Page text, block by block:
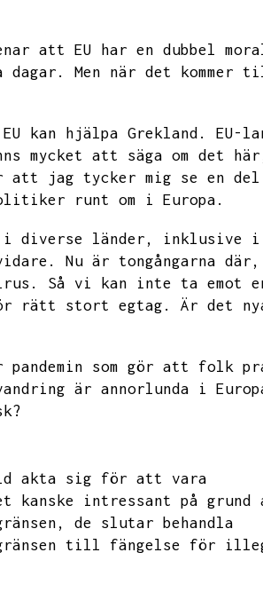
att EU har en dubbel
Men när det kommer
kan hjälpa Grekland.
EU-
mycket att säga om det
att jag tycker mig se en del
runt om i Europa.
i diverse länder,
inklusive i
Nu är tongångarna där,
Så vi kan inte ta emot
rätt stort egtag.
Är det
som gör att folk
är annorlunda i
akta sig för att vara
intressant på grund
de slutar behandla
gränsen till fängelse för